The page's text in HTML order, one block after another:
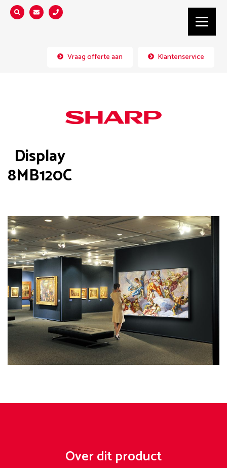
Zoeken...
Vraag offerte aan Klantenservice
Display
8MB120C
Over dit product